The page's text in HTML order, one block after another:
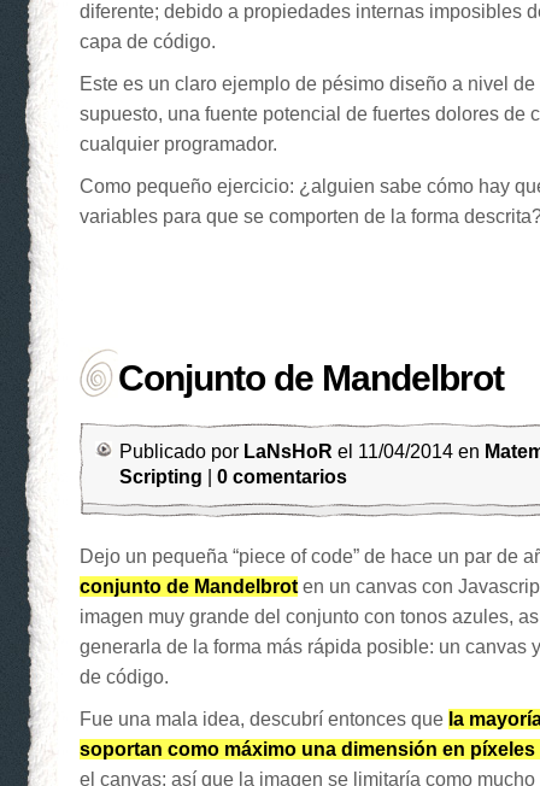
diferente; debido a propiedades internas imposibles
capa de código.
Este es un claro ejemplo de pésimo diseño a nivel
supuesto, una fuente potencial de fuertes dolores de
cualquier programador.
Como pequeño ejercicio: ¿alguien sabe cómo hay
variables para que se comporten de la forma
Conjunto de Mandelbrot
Publicado por LaNsHoR el 11/04/2014 en
Scripting
0 comentarios
Dejo un pequeña “piece of code” de hace un par de
conjunto de Mandelbrot en un canvas con
imagen muy grande del conjunto con tonos azules,
generarla de la forma más rápida posible: un canvas
de código.
Fue una mala idea, descubrí entonces que la
soportan como máximo una dimensión en píxeles
el canvas; así que la imagen se limitaría como mucho